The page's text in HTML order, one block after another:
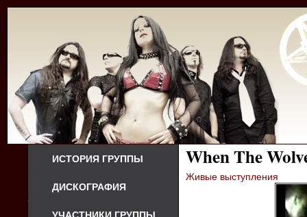
ИСТОРИЯ ГРУППЫ
ДИСКОГРАФИЯ
When The
Живые выступления